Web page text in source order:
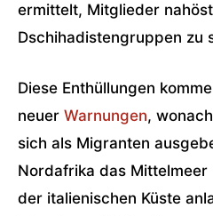
ermittelt, Mitglieder
Dschihadistengruppen zu
Diese Enthüllungen
neuer Warnungen,
sich als Migranten
Nordafrika das
der italienischen Küste